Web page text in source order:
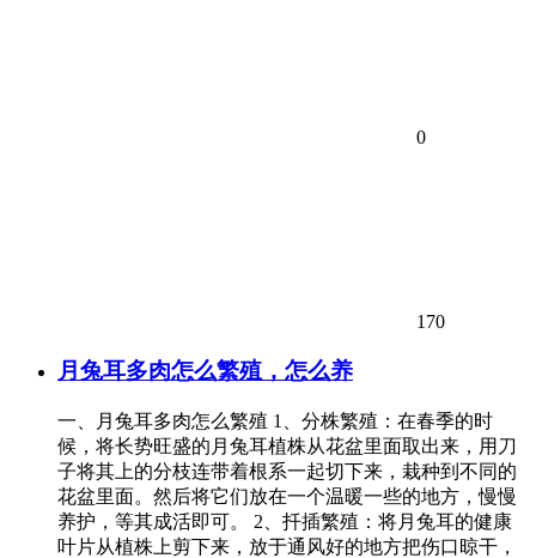
0
170
月兔耳多肉怎么繁殖，怎么养
一、月兔耳多肉怎么繁殖 1、分株繁殖：在春季的时
候，将长势旺盛的月兔耳植株从花盆里面取出来，用刀
子将其上的分枝连带着根系一起切下来，栽种到不同的
花盆里面。然后将它们放在一个温暖一些的地方，慢慢
养护，等其成活即可。 2、扦插繁殖：将月兔耳的健康
叶片从植株上剪下来，放于通风好的地方把伤口晾干，